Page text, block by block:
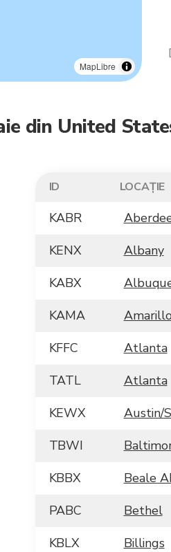
MapLibre
din United
ID LOCAȚIE
KABR
KENX
Albany
KABX
KAMA
Amarillo
KFFC
Atlanta
TATL
Atlanta
KEWX
Austin/
TBWI
KBBX
Beale
PABC
Bethel
KBLX
Billings